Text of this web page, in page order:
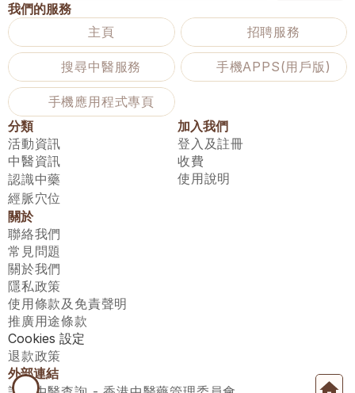
我們的服務
主頁
招聘服務
搜尋中醫服務 手機APPS(用戶版)
手機應用程式專頁
分類
活動資訊
中醫資訊
認識中藥
經脈穴位
加入我們
登入及註冊
收費
使用說明
關於
聯絡我們
常見問題
關於我們
隱私政策
使用條款及免責聲明
推廣用途條款
Cookies 設定
退款政策
外部連結